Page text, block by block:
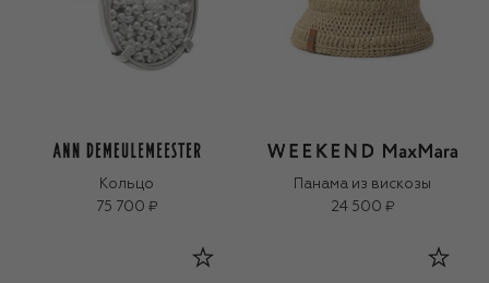
Кольцо
75 700 ₽
Панама из вискозы
24 500 ₽